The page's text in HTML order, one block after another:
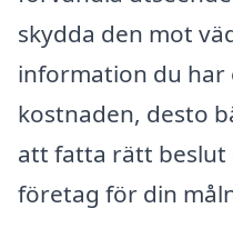
skydda den mot
information du har
kostnaden, desto
att fatta rätt
företag för din